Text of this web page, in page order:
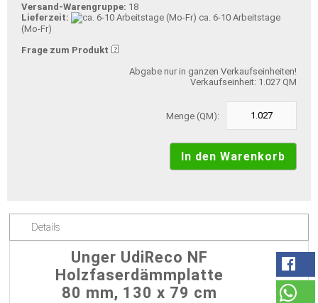
Versand-Warengruppe: 18
Lieferzeit:
ca. 6-10 Arbeitstage
(Mo-Fr)
Frage zum Produkt
Abgabe nur in ganzen Verkaufseinheiten!
Verkaufseinheit: 1.027 QM
Menge (QM):
Details
Unger UdiReco NF
Holzfaserdämmplatte
80 mm, 130 x 79 cm